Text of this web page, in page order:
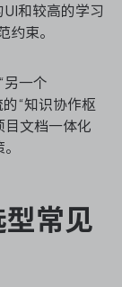
UI和较高的学习
约束。
另一个
“知识协作枢
目文档一体化
型常见